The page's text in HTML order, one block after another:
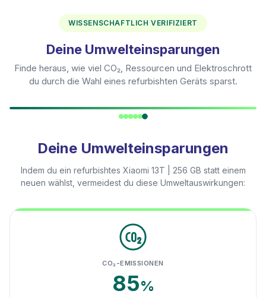
WISSENSCHAFTLICH VERIFIZIERT
Deine Umwelteinsparungen
Finde heraus, wie viel CO₂, Ressourcen und Elektroschrott
du durch die Wahl eines refurbishten Geräts sparst.
Deine Umwelteinsparungen
Indem du ein refurbishtes Xiaomi 13T | 256 GB statt einem
neuen wählst, vermeidest du diese Umweltauswirkungen:
CO₂-EMISSIONEN
85%